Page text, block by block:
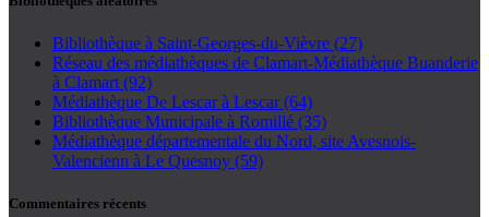
Bibliothèque à Saint-Georges-du-Vièvre (27)
Réseau des médiathèques de Clamart-Médiathèque Buanderie
à Clamart (92)
Médiathèque De Lescar à Lescar (64)
Bibliothèque Municipale à Romillé (35)
Médiathèque départementale du Nord, site Avesnois-
Valencienn à Le Quesnoy (59)
Commentaires récents